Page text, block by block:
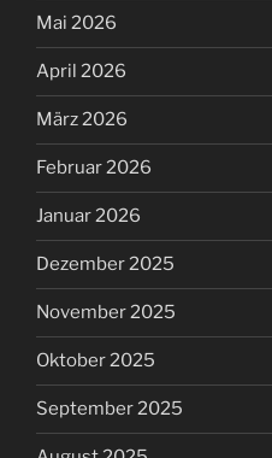
Mai 2026
April 2026
März 2026
Februar 2026
Januar 2026
Dezember 2025
November 2025
Oktober 2025
September 2025